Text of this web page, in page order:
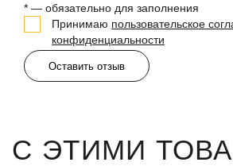
* — обязательно для заполнения
Принимаю пользовательское
конфиденциальности
Оставить отзыв
С ЭТИМИ